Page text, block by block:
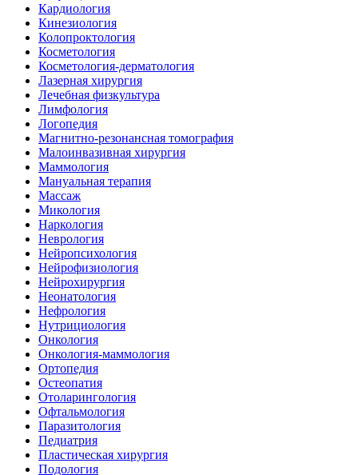
Кардиология
Кинезиология
Колопроктология
Косметология
Косметология-дерматология
Лазерная хирургия
Лечебная физкультура
Лимфология
Логопедия
Магнитно-резонансная томография
Малоинвазивная хирургия
Маммология
Мануальная терапия
Массаж
Микология
Наркология
Неврология
Нейропсихология
Нейрофизиология
Нейрохирургия
Неонатология
Нефрология
Нутрициология
Онкология
Онкология-маммология
Ортопедия
Остеопатия
Отоларингология
Офтальмология
Паразитология
Педиатрия
Пластическая хирургия
Подология